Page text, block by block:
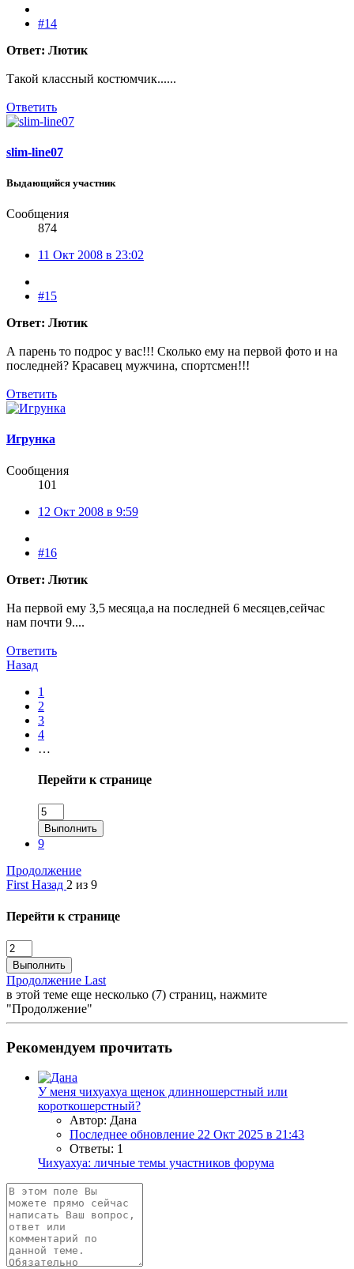
#14
Ответ: Лютик
Такой классный костюмчик......
Ответить
slim-line07
Выдающийся участник
Сообщения
874
11 Окт 2008 в 23:02
#15
Ответ: Лютик
А парень то подрос у вас!!! Сколько ему на первой фото и на
последней? Красавец мужчина, спортсмен!!!
Ответить
Игрунка
Сообщения
101
12 Окт 2008 в 9:59
#16
Ответ: Лютик
На первой ему 3,5 месяца,а на последней 6 месяцев,сейчас
нам почти 9....
Ответить
Назад
1
2
3
4
…
Перейти к странице
Выполнить
9
Продолжение
First Назад 2 из 9
Перейти к странице
Выполнить
Продолжение Last
в этой теме еще несколько (7) страниц, нажмите
"Продолжение"
Рекомендуем прочитать
У меня чихуахуа щенок длинношерстный или
короткошерстный?
Автор: Дана
Последнее обновление 22 Окт 2025 в 21:43
Ответы: 1
Чихуахуа: личные темы участников форума